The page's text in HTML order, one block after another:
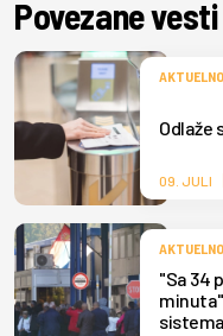
Povezane vesti
AKTUELNO
Odlaže
09. JULI
AKTUELNO
"Sa 34